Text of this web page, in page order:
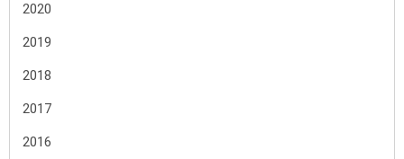
2020
2019
2018
2017
2016